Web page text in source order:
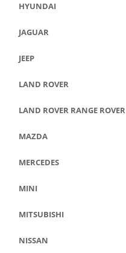
HYUNDAI
JAGUAR
JEEP
LAND ROVER
LAND ROVER RANGE ROVER
MAZDA
MERCEDES
MINI
MITSUBISHI
NISSAN